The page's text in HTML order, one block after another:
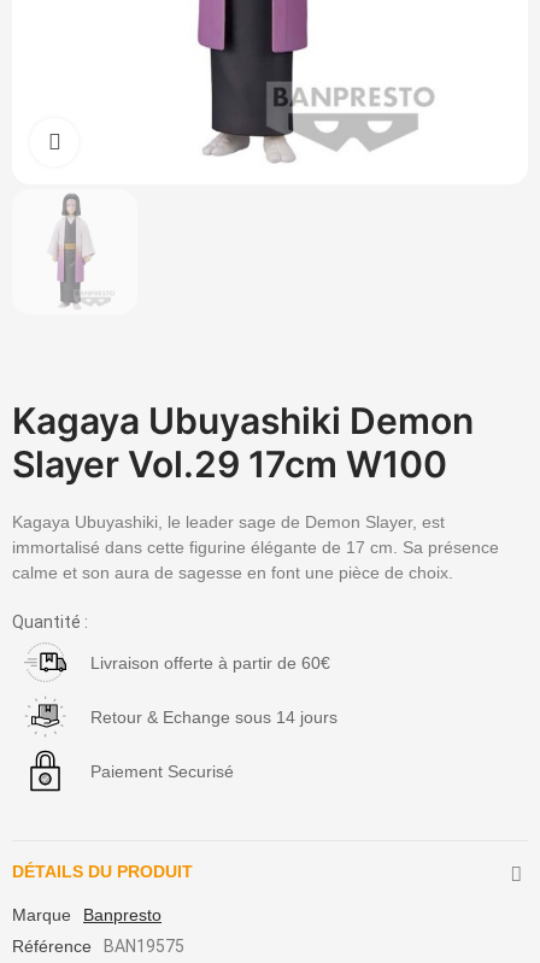
Cliquez pour agrandir
Kagaya Ubuyashiki Demon
Slayer Vol.29 17cm W100
Kagaya Ubuyashiki, le leader sage de Demon Slayer, est
immortalisé dans cette figurine élégante de 17 cm. Sa présence
calme et son aura de sagesse en font une pièce de choix.
Quantité :
Livraison offerte à partir de 60€
Retour & Echange sous 14 jours
Paiement Securisé
DÉTAILS DU PRODUIT
Marque
Banpresto
Référence
BAN19575